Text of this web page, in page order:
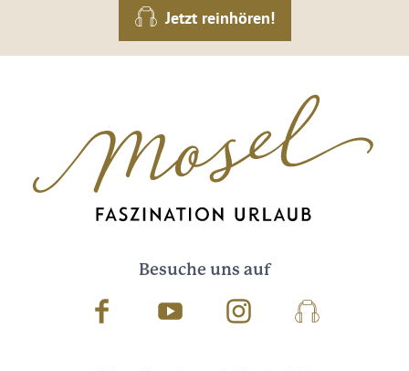
Jetzt reinhören!
Besuche uns auf
Facebook Youtube InstagramPodcast